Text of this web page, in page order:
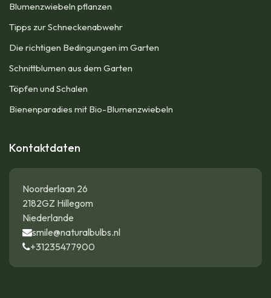
Blumenzwiebeln pflanzen
Tipps zur Schneckenabwehr
Die richtigen Bedingungen im Garten
Schnittblumen aus dem Garten
Töpfen und Schalen
Bienenparadies mit Bio-Blumenzwiebeln
Kontaktdaten
Noorderlaan 26
2182GZ Hillegom
Niederlande
smile@naturalbulbs.nl
+31235477900